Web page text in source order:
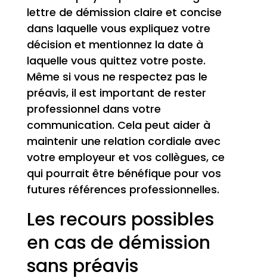
lettre de démission claire et concise
dans laquelle vous expliquez votre
décision et mentionnez la date à
laquelle vous quittez votre poste.
Même si vous ne respectez pas le
préavis, il est important de rester
professionnel dans votre
communication. Cela peut aider à
maintenir une relation cordiale avec
votre employeur et vos collègues, ce
qui pourrait être bénéfique pour vos
futures références professionnelles.
Les recours possibles
en cas de démission
sans préavis